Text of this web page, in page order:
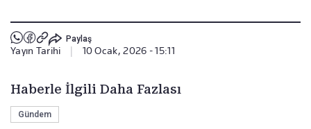
Paylaş
Yayın Tarihi 10 Ocak, 2026 - 15:11
Haberle İlgili Daha Fazlası
Gündem